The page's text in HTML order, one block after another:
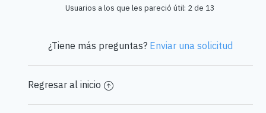
Usuarios a los que les pareció útil: 2 de 13
¿Tiene más preguntas? Enviar una solicitud
Regresar al inicio